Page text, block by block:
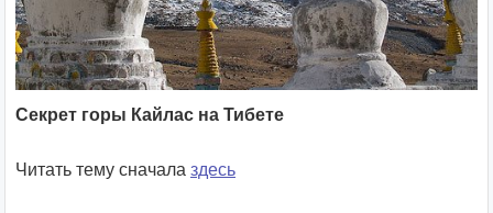
Секрет горы Кайлас на Тибете
Читать тему сначала здесь